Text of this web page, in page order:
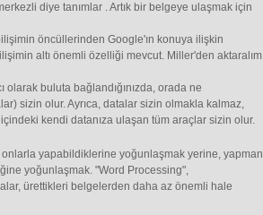
diye tanımlar . Artık bir belgeye ulaşmak için
öncüllerinden Google'ın konuya ilişkin
altı önemli özelliği mevcut. Miller'den aktaralım
olarak buluta bağlandığınızda, orada ne
sizin olur. Ayrıca, datalar sizin olmakla kalmaz,
kendi datanıza ulaşan tüm araçlar sizin olur.
yapabildiklerine yoğunlaşmak yerine, yapman
yoğunlaşmak. "Word Processing",
ürettikleri belgelerden daha az önemli hale